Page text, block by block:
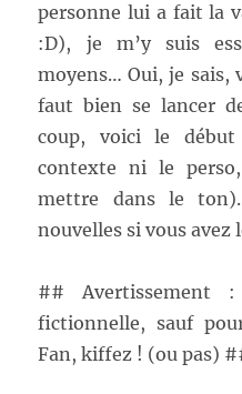
personne lui a fait la
:D), je m’y suis
moyens… Oui, je sais,
faut bien se lancer
coup, voici le
contexte ni le
mettre dans le
nouvelles si vous avez
## Avertissement
fictionnelle, sauf
Fan, kiffez ! (ou pas)